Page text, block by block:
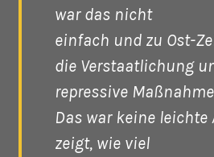
war das nicht
einfach und zu Ost-
die Verstaatlichung
repressive
Das war keine leichte
zeigt, wie viel